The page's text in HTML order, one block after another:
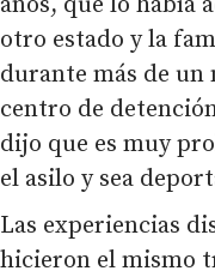
otro estado y la
durante más de un
centro de
dijo que es muy
el asilo y sea
Las experiencias
hicieron el mismo